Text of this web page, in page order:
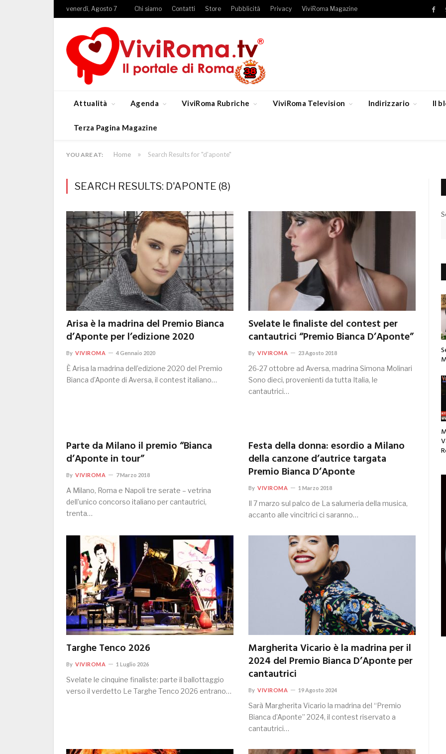
venerdì, Agosto 7 Chi siamo Contatti Store Pubblicità Privacy ViviRoma Magazine
Attualità Agenda ViviRoma Rubriche ViviRoma Television Indirizzario Il
Terza Pagina Magazine
YOU ARE AT: Home » Search Results for "d'aponte"
SEARCH RESULTS: D'APONTE (8)
Arisa è la madrina del Premio Bianca
d’Aponte per l’edizione 2020
By VIVIROMA 4 Gennaio 2020
È Arisa la madrina dell’edizione 2020 del Premio
Bianca d’Aponte di Aversa, il contest italiano…
Svelate le finaliste del contest per
cantautrici “Premio Bianca D’Aponte”
By VIVIROMA 23 Agosto 2018
26-27 ottobre ad Aversa, madrina Simona Molinari
Sono dieci, provenienti da tutta Italia, le
cantautrici…
Parte da Milano il premio “Bianca
d’Aponte in tour”
By VIVIROMA 7 Marzo 2018
A Milano, Roma e Napoli tre serate – vetrina
dell’unico concorso italiano per cantautrici,
trenta…
Festa della donna: esordio a Milano
della canzone d’autrice targata
Premio Bianca D’Aponte
By VIVIROMA 1 Marzo 2018
Il 7 marzo sul palco de La salumeria della musica,
accanto alle vincitrici ci saranno…
Targhe Tenco 2026
By VIVIROMA 1 Luglio 2026
Svelate le cinquine finaliste: parte il ballottaggio
verso il verdetto Le Targhe Tenco 2026 entrano…
Margherita Vicario è la madrina per il
2024 del Premio Bianca D’Aponte per
cantautrici
By VIVIROMA 19 Agosto 2024
Sarà Margherita Vicario la madrina del “Premio
Bianca d’Aponte” 2024, il contest riservato a
cantautrici…